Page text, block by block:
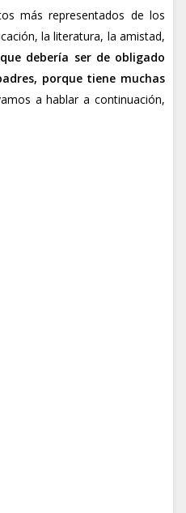
más representados de los
la literatura, la amistad,
debería ser de obligado
porque tiene muchas
a hablar a continuación,